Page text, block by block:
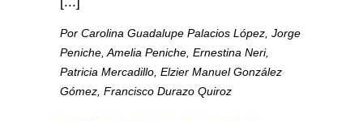
Por Carolina Guadalupe Palacios López, Jorge
Peniche, Amelia Peniche, Ernestina Neri,
Patricia Mercadillo, Elzier Manuel González
Gómez, Francisco Durazo Quiroz